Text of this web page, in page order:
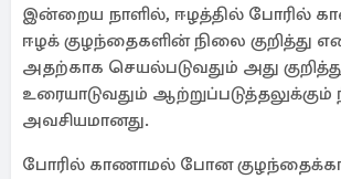
இன்றைய நாளில், ஈழத்தில் போரில்
ஈழக் குழந்தைகளின் நிலை குறித்து
அதற்காக செயல்படுவதும் அது
உரையாடுவதும் ஆற்றுப்படுத்தலுக்கும்
அவசியமானது.
போரில் காணாமல் போன